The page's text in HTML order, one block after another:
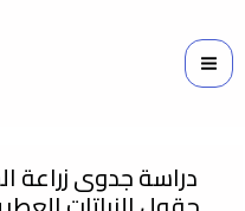
دراسة جدوى زراعة